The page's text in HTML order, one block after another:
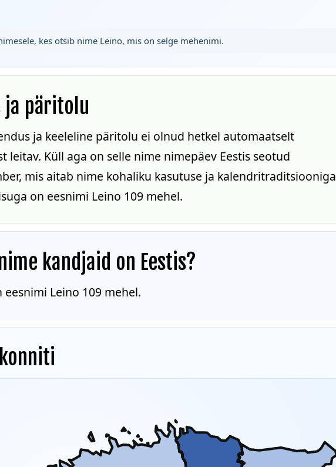
kes otsib nime Leino, mis on selge mehenimi.
ja päritolu
ja keeleline päritolu ei olnud hetkel automaatselt
leitav. Küll aga on selle nime nimepäev Eestis seotud
mis aitab nime kohaliku kasutuse ja kalendritraditsiooniga
on eesnimi Leino 109 mehel.
kandjaid on Eestis?
eesnimi Leino 109 mehel.